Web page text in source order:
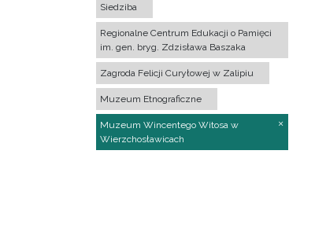
Siedziba
Regionalne Centrum Edukacji o Pamięci
im. gen. bryg. Zdzisława Baszaka
Zagroda Felicji Curyłowej w Zalipiu
Muzeum Etnograficzne
Muzeum Wincentego Witosa w
Wierzchosławicach